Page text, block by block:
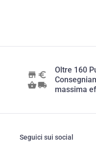
Oltre 160
massima
Seguici sui social